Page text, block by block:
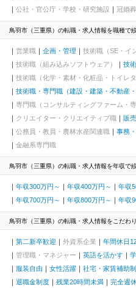
海道)、環状通東駅、南郷１
沼ノ端駅、八雲駅、鵡川駅
北見駅、名寄高校駅、桂台
駅、荒井駅(宮城県)、福田
駅(常磐線)、藤田駅、七日町
港駅(東北本線)、岩手飯岡駅
島駅、扇田駅、羽後四ツ屋
金谷沢駅、田んぼアート駅
駅、東陽町駅、八幡山駅、
面船場阪大前駅、大間駅、
公社・官公庁・学校・研究施設
冠婚
鳥羽市（三重県）の転職・求人情報を職種で
営業職 企画・管理
技術職（SE・イ
技術職（組み込みソフトウェア）
技
技術職（化学・素材・化粧品・トイレタ
技術職・専門職（建設・建築・不動産
専門職（コンサルティングファーム・
クリエイター・クリエイティブ職
販
公務員・教員・農林水産関連職
事務
金融系専門職
鳥羽市（三重県）の転職・求人情報を年収で
年収300万円～ 年収400万円～ 年収
年収700万円～
年収800万円～ 年収
鳥羽市（三重県）の転職・求人情報をこだわ
第二新卒歓迎 外資系企業 年間休日
管理職・マネジャー
英語を活かす
服装自由
女性活躍 社宅・家賃補助
退職金制度
残業20時間未満 完全週